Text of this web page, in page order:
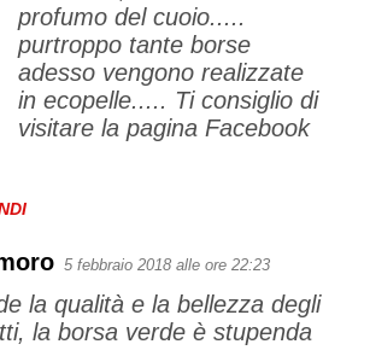
profumo del cuoio.....
purtroppo tante borse
adesso vengono realizzate
in ecopelle..... Ti consiglio di
visitare la pagina Facebook
5 febbraio 2018 alle ore 22:23
la qualità e la bellezza degli
la borsa verde è stupenda